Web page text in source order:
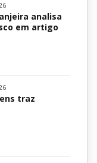
analisa
em artigo
traz